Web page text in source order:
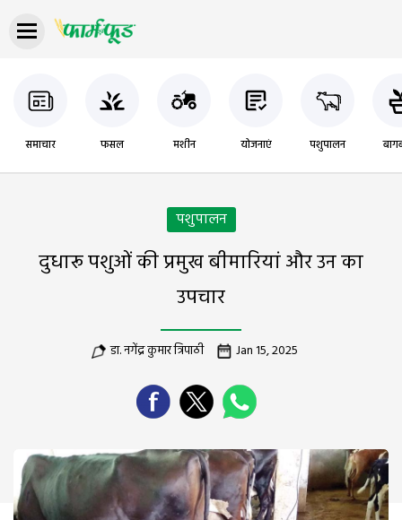
समाचार फसल मशीन योजनाएं पशुपालन
पशुपालन
दुधारू पशुओं की प्रमुख बीमारियां और उन का
उपचार
डा. नगेंद्र कुमार त्रिपाठी Jan 15, 2025